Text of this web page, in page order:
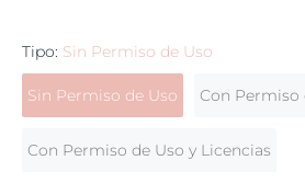
Tipo: Sin Permiso de Uso
Sin Permiso de Uso Con Permiso
Con Permiso de Uso y Licencias